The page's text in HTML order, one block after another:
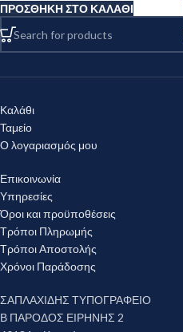
ΠΡΟΣΘΉΚΗ ΣΤΟ ΚΑΛΆΘΙ
Καλάθι
Ταμείο
Ο λογαριασμός μου
Επικοινωνία
Υπηρεσίες
Όροι και προϋποθέσεις
Τρόποι Πληρωμής
Τρόποι Αποστολής
Χρόνοι Παράδοσης
ΣΑΠΛΑΧΙΔΗΣ ΤΥΠΟΓΡΑΦΕΙΟ
Β ΠΑΡΟΔΟΣ ΕΙΡΗΝΗΣ 2